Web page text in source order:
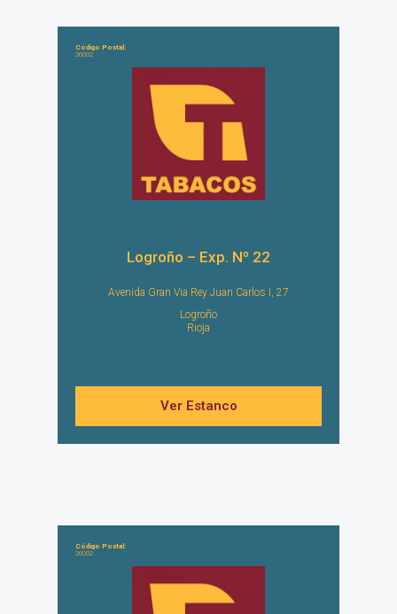
Código Postal:
26002
Logroño – Exp. Nº 22
Avenida Gran Via Rey Juan Carlos I, 27
Logroño
Rioja
Ver Estanco
Código Postal:
26002